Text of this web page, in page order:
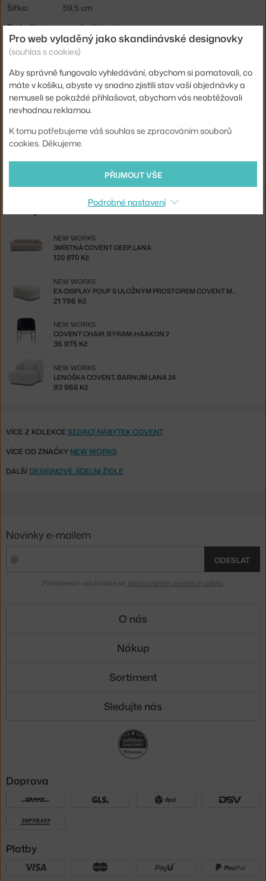
Šířka:
59,5 cm
Područky:
s područkami
Barva:
tmavě šedá
Sedák:
čalouněný
Podnož:
kov
Ste zo Slovenska? Prejdite na
Shopping from the EU? Switch toCovent Chair, Hallingdal 180
Ze stejné kolekce
3MÍSTNÁ COVENT DEEP, LANA
NEW WORKS
120 870 Kč
EX-DISPLAY POUF S ÚLOŽNÝM PROSTOREM COVENT MEDIUM
NEW WORKS
21 796 Kč
COVENT CHAIR, BYRAM-HAAKON 2
NEW WORKS
36 975 Kč
LENOŠKA COVENT, BARNUM LANA 24
NEW WORKS
93 968 Kč
VÍCE Z KOLEKCE SEDACÍ NÁBYTEK COVENT
VÍCE OD ZNAČKY NEW WORKS
DALŠÍ DESIGNOVÉ JÍDELNÍ ŽIDLE
Pro web vyladěný jako skandinávské designovky
(souhlas s cookies)
Aby správně fungovalo vyhledávání, abychom si pamatovali, co
máte v košíku, abyste vy snadno zjistili stav vaší objednávky a
nemuseli se pokaždé přihlašovat, abychom vás neobtěžovali
nevhodnou reklamou.
K tomu potřebujeme váš souhlas se zpracováním souborů
cookies. Děkujeme.
PŘIJMOUT VŠE
Podrobné nastavení
Novinky e-mailem
ODESLAT
Přihlášením souhlasíte se zpracováním osobních údajů
O nás
Nákup
Sortiment
Sledujte nás
Doprava
Platby